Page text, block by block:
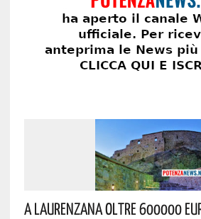
A Laurenzana Oltre 600000